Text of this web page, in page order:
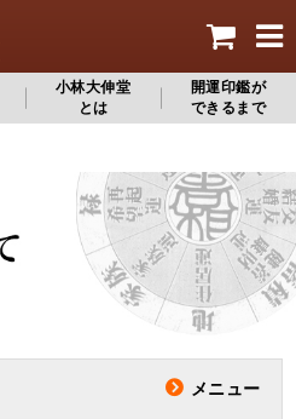
小林大伸堂
とは
開運印鑑が
できるまで
メニュー